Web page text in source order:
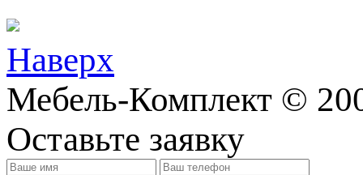
Наверх
Мебель-Комплект ©
Оставьте заявку